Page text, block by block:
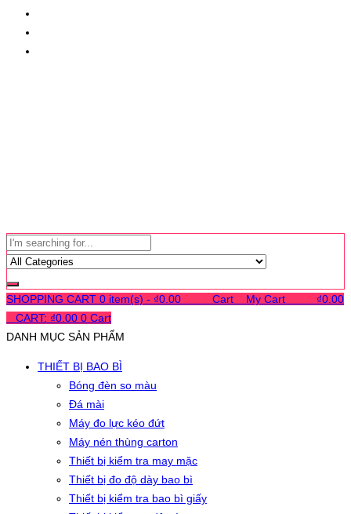
SHOPPING CART 0 item(s) - ₫0.00 Cart My Cart ₫0.00
CART: ₫0.00 0 Cart
DANH MỤC SẢN PHẨM
THIẾT BỊ BAO BÌ
Bóng đèn so màu
Đá mài
Máy đo lực kéo đứt
Máy nén thùng carton
Thiết bị kiểm tra may mặc
Thiết bị đo độ dày bao bì
Thiết bị kiểm tra bao bì giấy